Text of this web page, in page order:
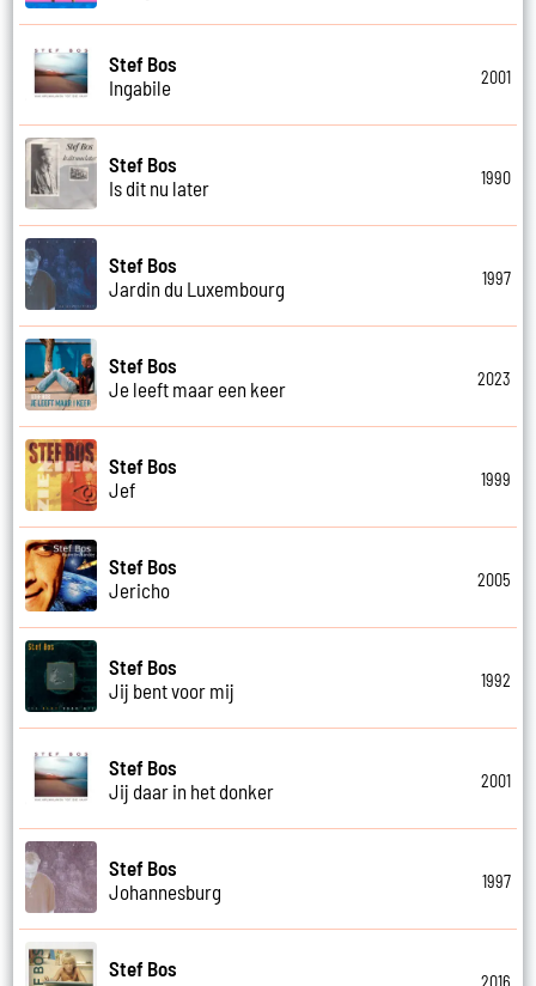
Stef Bos
Ingabile
2001
Stef Bos
Is dit nu later
1990
Stef Bos
Jardin du Luxembourg
1997
Stef Bos
Je leeft maar een keer
2023
Stef Bos
Jef
1999
Stef Bos
Jericho
2005
Stef Bos
Jij bent voor mij
1992
Stef Bos
Jij daar in het donker
2001
Stef Bos
Johannesburg
1997
Stef Bos
2016